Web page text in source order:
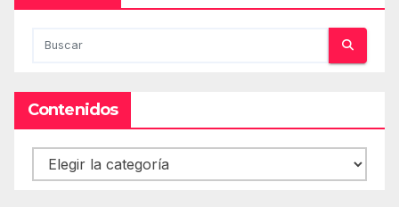
Contenidos
Contenidos